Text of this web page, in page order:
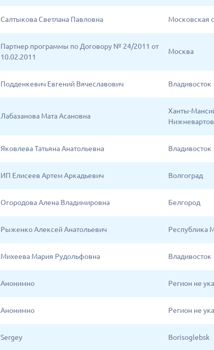
Салтыкова Светлана Павловна Московская
Партнер программы по Договору № 24/2011 от
10.02.2011
Москва
Подденкевич Евгений Вячеславович Владивосток
Лабазанова Мата Асановна
Ханты-
Яковлева Татьяна Анатольевна Владивосток
ИП Елисеев Артем Аркадьевич Волгоград
Огородова Алена Владимировна Белгород
Рыженко Алексей Анатольевич Республика
Михеева Мария Рудольфовна Владивосток
Анонимно Регион не
Анонимно Регион не
Sergey Borisoglebsk